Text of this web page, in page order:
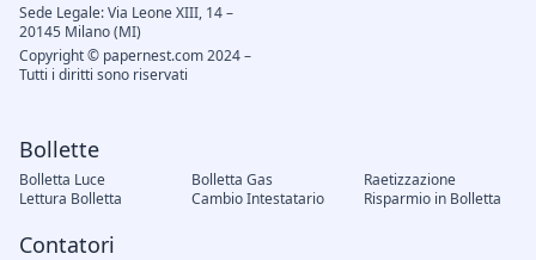
Bollette
Bolletta Luce Bolletta Gas
Raetizzazione
Lettura Bolletta
Cambio Intestatario Risparmio in Bolletta
Contatori
Sede Legale: Via Leone XIII, 14 –
20145 Milano (MI)
Copyright © papernest.com 2024 –
Tutti i diritti sono riservati